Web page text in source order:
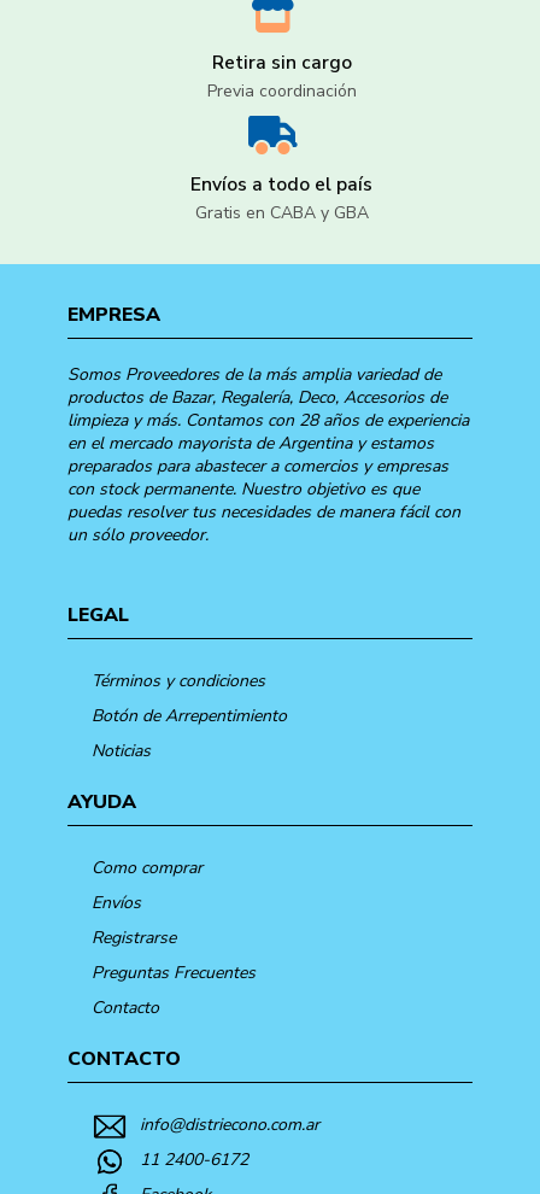
Retira sin cargo
Previa coordinación
Envíos a todo el país
Gratis en CABA y GBA
EMPRESA
Somos Proveedores de la más amplia variedad de
productos de Bazar, Regalería, Deco, Accesorios de
limpieza y más. Contamos con 28 años de experiencia
en el mercado mayorista de Argentina y estamos
preparados para abastecer a comercios y empresas
con stock permanente. Nuestro objetivo es que
puedas resolver tus necesidades de manera fácil con
un sólo proveedor.
LEGAL
Términos y condiciones
Botón de Arrepentimiento
Noticias
AYUDA
Como comprar
Envíos
Registrarse
Preguntas Frecuentes
Contacto
CONTACTO
info@distriecono.com.ar
11 2400-6172